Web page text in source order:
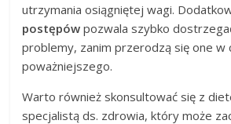
utrzymania osiągniętej wagi.
postępów pozwala szybko
problemy, zanim przerodzą się one w
poważniejszego.
Warto również skonsultować się z
specjalistą ds. zdrowia, który może